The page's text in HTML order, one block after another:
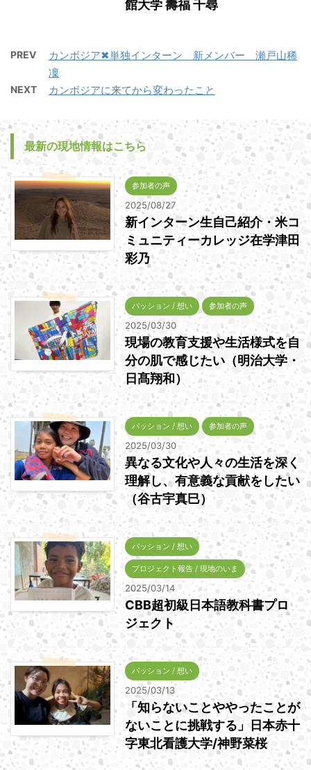
館大学 壽福 千尋
PREV
カンボジア✖単独インターン 新メンバー 瀬戸山稀
凜
NEXT カンボジアに来てから変わったこと
最新の現地情報はこちら
参加者の声
2025/08/27
新インターン生自己紹介・米コ
ミュニティーカレッジ在学津田
彩乃
パッション / 想い 参加者の声
2025/03/30
現場の教育支援や生活様式を自
分の肌で感じたい（明治大学・
日髙翔和）
パッション / 想い 参加者の声
2025/03/30
異なる文化や人々の生活を深く
理解し、有意義な貢献をしたい
（谷古宇真巳）
パッション / 想い
プロジェクト報告 / 現地のいま
2025/03/14
CBB超初級日本語教科書プロ
ジェクト
パッション / 想い
2025/03/13
「知らないことややったことが
ないことに挑戦する」日本赤十
字東北看護大学/神野菜桜